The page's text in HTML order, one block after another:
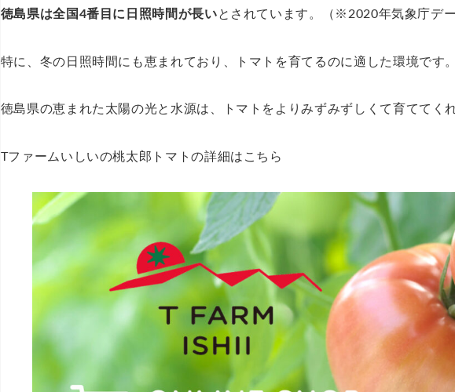
徳島県は全国4番目に日照時間が長いとされています。（※2020年気象庁デー
特に、冬の日照時間にも恵まれており、トマトを育てるのに適した環境です。
徳島県の恵まれた太陽の光と水源は、トマトをよりみずみずしくて育ててく
Tファームいしいの桃太郎トマトの詳細はこちら